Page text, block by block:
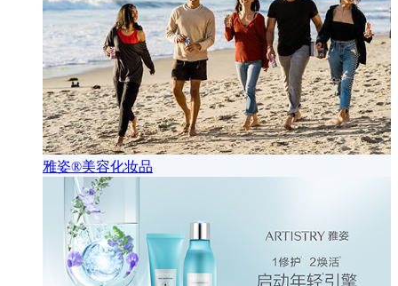
雅姿®美容化妆品